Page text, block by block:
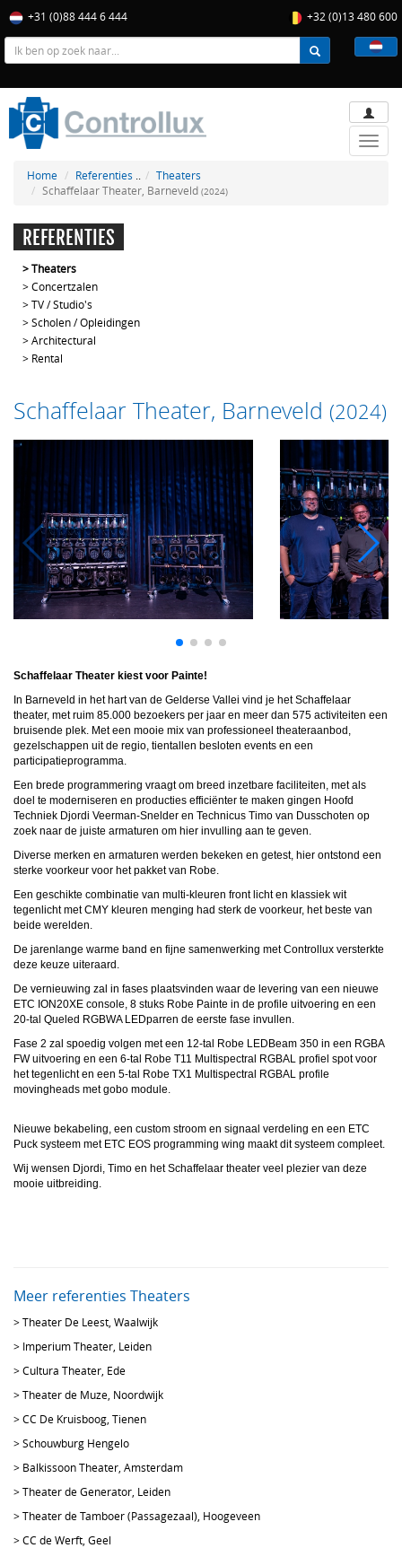
+31 (0)88 444 6 444 +32 (0)13 480 600
Toggle
Home
Referenties
Theaters
Schaffelaar Theater, Barneveld (2024)
REFERENTIES
>Theaters
>Concertzalen
>TV / Studio's
>Scholen / Opleidingen
>Architectural
> Rental
Schaffelaar Theater, Barneveld (2024)
Schaffelaar Theater kiest voor Painte!
In Barneveld in het hart van de Gelderse Vallei vind je het Schaffelaar
theater, met ruim 85.000 bezoekers per jaar en meer dan 575 activiteiten een
bruisende plek. Met een mooie mix van professioneel theateraanbod,
gezelschappen uit de regio, tientallen besloten events en een
participatieprogramma.
Een brede programmering vraagt om breed inzetbare faciliteiten, met als
doel te moderniseren en producties efficiënter te maken gingen Hoofd
Techniek Djordi Veerman-Snelder en Technicus Timo van Dusschoten op
zoek naar de juiste armaturen om hier invulling aan te geven.
Diverse merken en armaturen werden bekeken en getest, hier ontstond een
sterke voorkeur voor het pakket van Robe.
Een geschikte combinatie van multi-kleuren front licht en klassiek wit
tegenlicht met CMY kleuren menging had sterk de voorkeur, het beste van
beide werelden.
De jarenlange warme band en fijne samenwerking met Controllux versterkte
deze keuze uiteraard.
De vernieuwing zal in fases plaatsvinden waar de levering van een nieuwe
ETC ION20XE console, 8 stuks Robe Painte in de profile uitvoering en een
20-tal Queled RGBWA LEDparren de eerste fase invullen.
Fase 2 zal spoedig volgen met een 12-tal Robe LEDBeam 350 in een RGBA
FW uitvoering en een 6-tal Robe T11 Multispectral RGBAL profiel spot voor
het tegenlicht en een 5-tal Robe TX1 Multispectral RGBAL profile
movingheads met gobo module.
Nieuwe bekabeling, een custom stroom en signaal verdeling en een ETC
Puck systeem met ETC EOS programming wing maakt dit systeem compleet.
Wij wensen Djordi, Timo en het Schaffelaar theater veel plezier van deze
mooie uitbreiding.
Meer referenties Theaters
>Theater De Leest, Waalwijk
> Imperium Theater, Leiden
>Cultura Theater, Ede
>Theater de Muze, Noordwijk
>CC De Kruisboog, Tienen
>Schouwburg Hengelo
> Balkissoon Theater, Amsterdam
>Theater de Generator, Leiden
>Theater de Tamboer (Passagezaal), Hoogeveen
>CC de Werft, Geel